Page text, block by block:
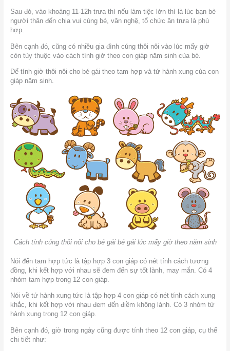
Sau đó, vào khoảng 11-12h trưa thì nếu làm tiệc lớn thì là lúc bạn bè
người thân đến chia vui cùng bé, văn nghệ, tổ chức ăn trưa là phù
hợp.
Bên cạnh đó, cũng có nhiều gia đình cúng thôi nôi vào lúc mấy giờ
còn tùy thuộc vào cách tính giờ theo con giáp năm sinh của bé.
Để tính giờ thôi nôi cho bé gái theo tam hợp và tứ hành xung của con
giáp năm sinh.
Cách tính cúng thôi nôi cho bé gái bé gái lúc mấy giờ theo năm sinh
Nói đến tam hợp tức là tập hợp 3 con giáp có nét tính cách tương
đồng, khi kết hợp với nhau sẽ đem đến sự tốt lành, may mắn. Có 4
nhóm tam hợp trong 12 con giáp.
Nói về tứ hành xung tức là tập hợp 4 con giáp có nét tính cách xung
khắc, khi kết hợp với nhau đem đến điềm không lành. Có 3 nhóm tứ
hành xung trong 12 con giáp.
Bên cạnh đó, giờ trong ngày cũng được tính theo 12 con giáp, cụ thể
chi tiết như: